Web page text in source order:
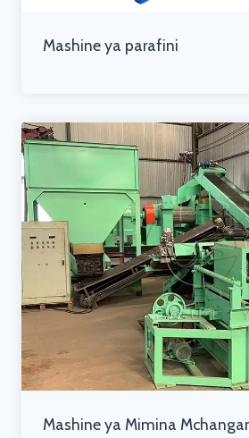
Mashine ya parafini
Mashine ya Mimina